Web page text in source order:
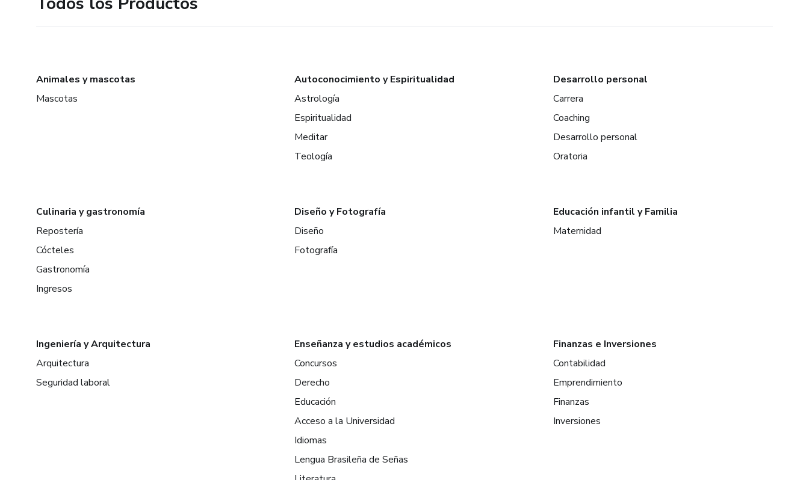
Animales y mascotas
Mascotas
Autoconocimiento y Espiritualidad
Astrología
Espiritualidad
Meditar
Teología
Desarrollo personal
Carrera
Coaching
Desarrollo personal
Oratoria
Culinaria y gastronomía
Repostería
Cócteles
Gastronomía
Ingresos
Diseño y Fotografía
Diseño
Fotografía
Educación infantil y Familia
Maternidad
Ingeniería y Arquitectura
Arquitectura
Seguridad laboral
Enseñanza y estudios académicos
Concursos
Derecho
Educación
Acceso a la Universidad
Idiomas
Lengua Brasileña de Señas
Finanzas e Inversiones
Contabilidad
Emprendimiento
Finanzas
Inversiones